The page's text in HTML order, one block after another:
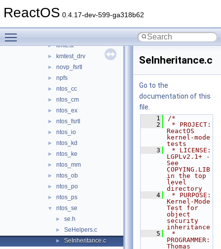
ReactOS 0.4.17-dev-599-ga318b62
► hidparse
► kmtest
► kmtest_drv
► novp_fsrtl
► npfs
► ntos_cc
► ntos_cm
► ntos_ex
► ntos_fsrtl
► ntos_io
► ntos_kd
► ntos_ke
► ntos_mm
► ntos_ob
► ntos_po
► ntos_ps
▼ ntos_se
► se.h
► SeHelpers.c
► SeInheritance.c
SeInheritance.c
Go to the
documentation of this
file.
    1
/*
    2
* PROJECT:
ReactOS
kernel-mode
tests
    3
* LICENSE:
LGPLv2.1+ -
See
COPYING.LIB
in the top
level
directory
    4
* PURPOSE:
Kernel-Mode
Test for
object
security
inheritance
    5
*
PROGRAMMER:
Thomas